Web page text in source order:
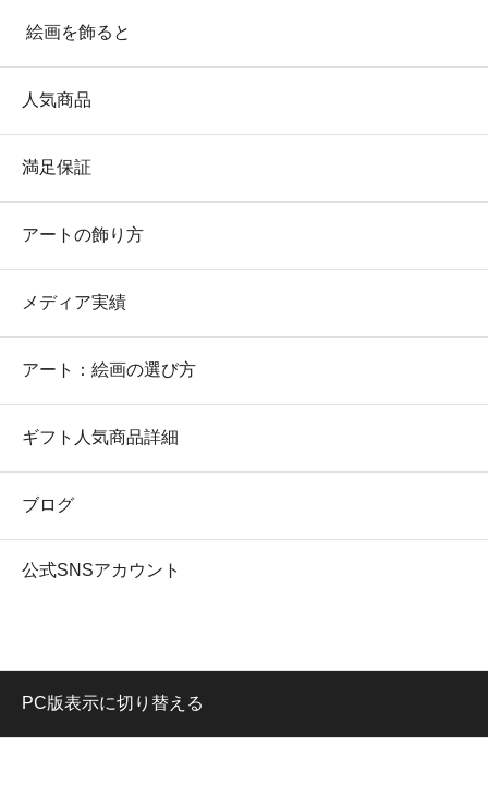
絵画を飾ると
人気商品
満足保証
アートの飾り方
メディア実績
アート：絵画の選び方
ギフト人気商品詳細
ブログ
公式SNSアカウント
PC版表示に切り替える